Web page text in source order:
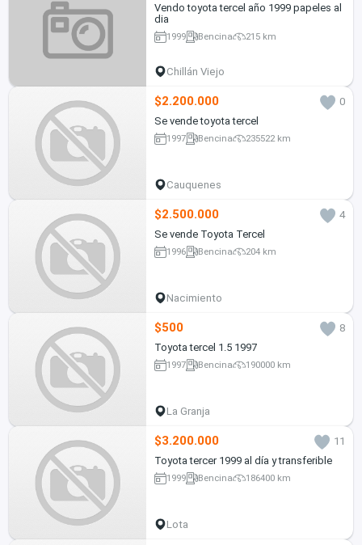
Vendo toyota tercel año 1999 papeles al
dia
1999 Bencina 215 km
Chillán Viejo
$2.200.000
0
Se vende toyota tercel
1997 Bencina 235522 km
Cauquenes
$2.500.000
4
Se vende Toyota Tercel
1996 Bencina 204 km
Nacimiento
$500
8
Toyota tercel 1.5 1997
1997 Bencina 190000 km
La Granja
$3.200.000
11
Toyota tercer 1999 al día y transferible
1999 Bencina 186400 km
Lota